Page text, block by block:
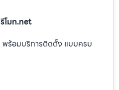
โมท.net
พร้อมบริการติดตั้ง แบบครบ